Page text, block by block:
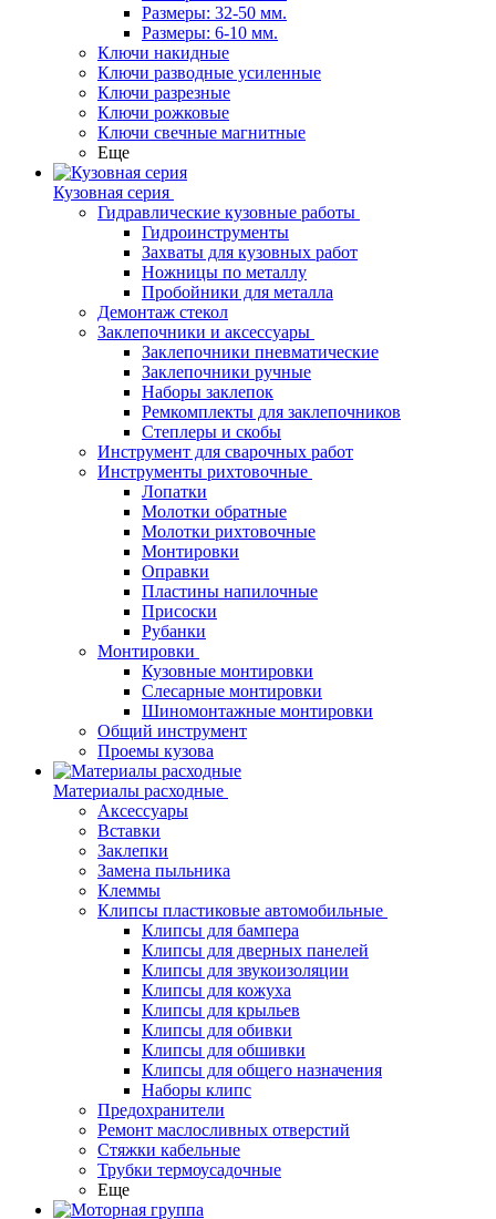
Размеры: 32-50 мм.
Размеры: 6-10 мм.
Ключи накидные
Ключи разводные усиленные
Ключи разрезные
Ключи рожковые
Ключи свечные магнитные
Еще
Кузовная серия
Гидравлические кузовные работы
Гидроинструменты
Захваты для кузовных работ
Ножницы по металлу
Пробойники для металла
Демонтаж стекол
Заклепочники и аксессуары
Заклепочники пневматические
Заклепочники ручные
Наборы заклепок
Ремкомплекты для заклепочников
Степлеры и скобы
Инструмент для сварочных работ
Инструменты рихтовочные
Лопатки
Молотки обратные
Молотки рихтовочные
Монтировки
Оправки
Пластины напилочные
Присоски
Рубанки
Монтировки
Кузовные монтировки
Слесарные монтировки
Шиномонтажные монтировки
Общий инструмент
Проемы кузова
Материалы расходные
Аксессуары
Вставки
Заклепки
Замена пыльника
Клеммы
Клипсы пластиковые автомобильные
Клипсы для бампера
Клипсы для дверных панелей
Клипсы для звукоизоляции
Клипсы для кожуха
Клипсы для крыльев
Клипсы для обивки
Клипсы для обшивки
Клипсы для общего назначения
Наборы клипс
Предохранители
Ремонт маслосливных отверстий
Стяжки кабельные
Трубки термоусадочные
Еще